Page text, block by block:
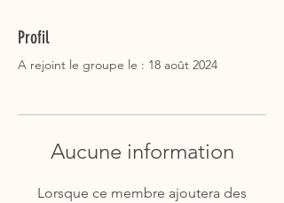
Profil
A rejoint le groupe le : 18 août 2024
Aucune information
Lorsque ce membre ajoutera des